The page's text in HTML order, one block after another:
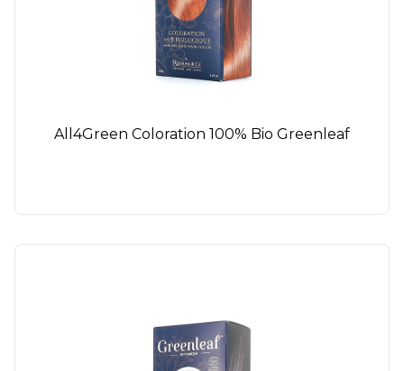
All4Green Coloration 100% Bio Greenleaf